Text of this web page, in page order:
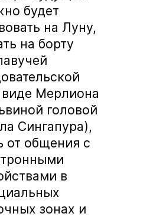
будет
на Луну,
на борту
виде Мерлиона
головой
Сингапура),
от общения с
в
зонах и